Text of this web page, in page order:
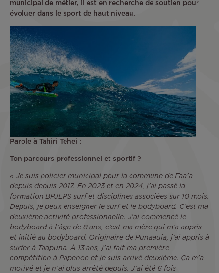
municipal de métier, il est en recherche de soutien pour
évoluer dans le sport de haut niveau.
Parole à Tahiri Tehei :
Ton parcours professionnel et sportif ?
« Je suis policier municipal pour la commune de Faa’a
depuis depuis 2017. En 2023 et en 2024, j’ai passé la
formation BPJEPS surf et disciplines associées sur 10 mois.
Depuis, je peux enseigner le surf et le bodyboard. C’est ma
deuxième activité professionnelle. J’ai commencé le
bodyboard à l’âge de 8 ans, c’est ma mère qui m’a appris
et initié au bodyboard. Originaire de Punaauia, j’ai appris à
surfer à Taapuna. À 13 ans, j’ai fait ma première
compétition à Papenoo et je suis arrivé deuxième. Ça m’a
motivé et je n’ai plus arrêté depuis. J’ai été 6 fois